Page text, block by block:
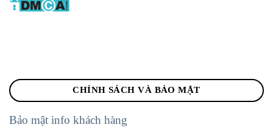
CHÍNH SÁCH VÀ BẢO MẬT
Bảo mật info khách hàng